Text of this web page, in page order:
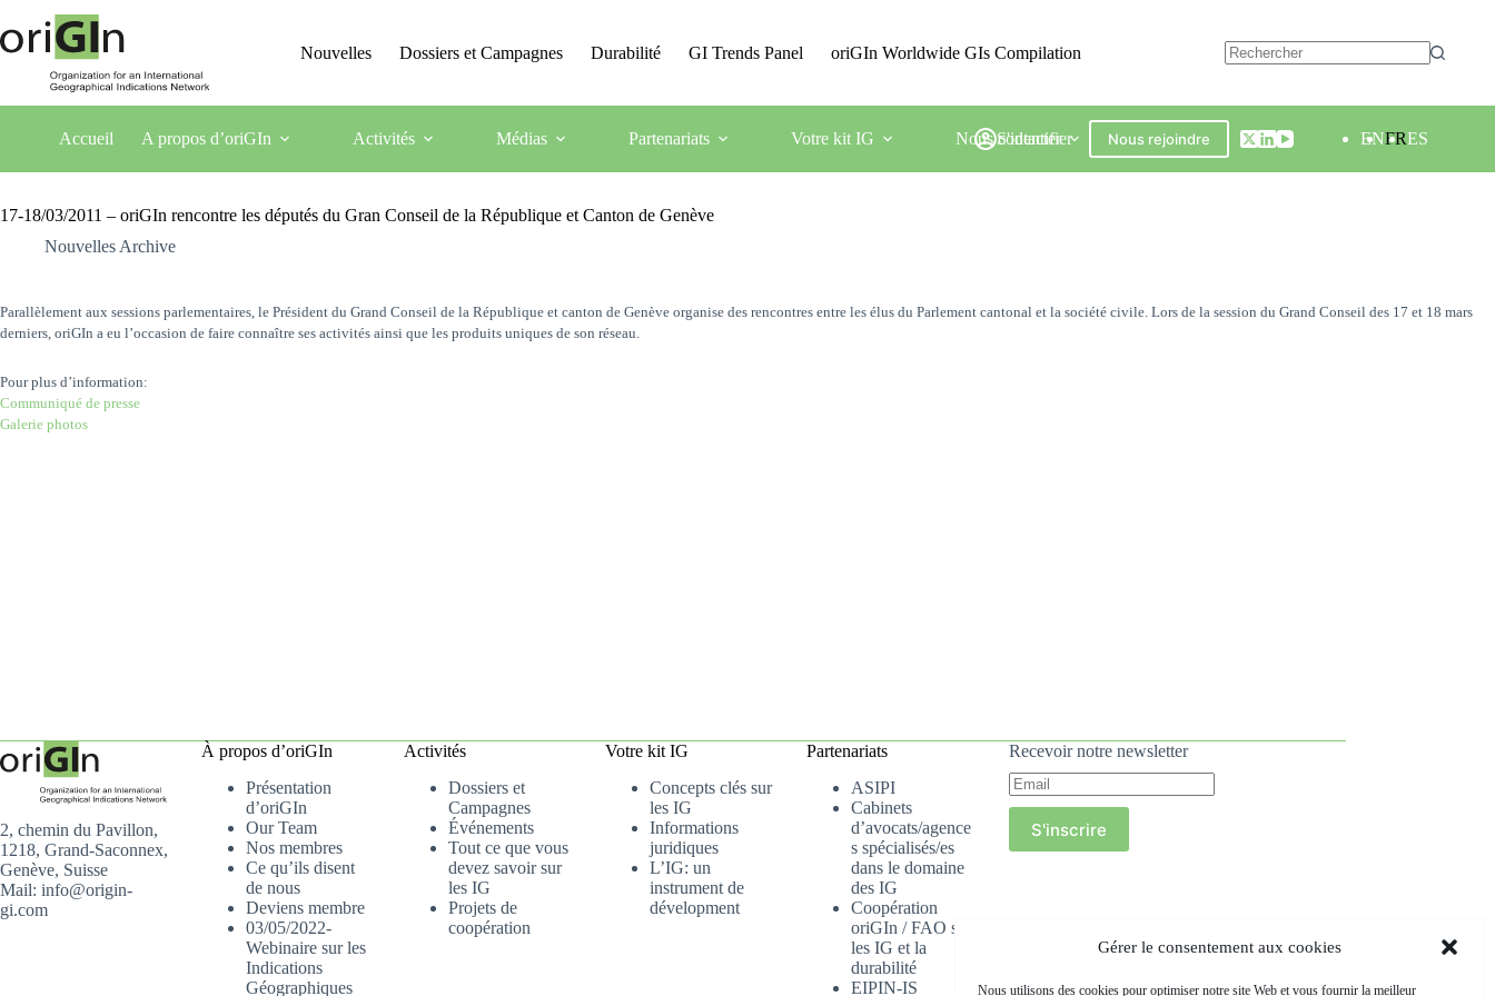
Gérer le consentement aux cookies
Nous utilisons des cookies pour optimiser notre site Web et vous fournir la meilleur
Nouvelles Dossiers et Campagnes Durabilité GI Trends Panel oriGIn Worldwide GIs Compilation
Accueil A propos d’oriGIn Activités Médias Partenariats Votre kit IG Nous contacter
S'identifier Nous rejoindre ENFRES
17-18/03/2011 – oriGIn rencontre les députés du Gran Conseil de la République et Canton de Genève
Nouvelles Archive
Parallèlement aux sessions parlementaires, le Président du Grand Conseil de la République et canton de Genève organise des rencontres entre les élus du Parlement cantonal et la société civile. Lors de la session du Grand Conseil des 17 et 18 mars
derniers, oriGIn a eu l’occasion de faire connaître ses activités ainsi que les produits uniques de son réseau.
Pour plus d’information:
Communiqué de presse
Galerie photos
2, chemin du Pavillon,
1218, Grand-Saconnex,
Genève, Suisse
Mail: info@origin-
gi.com
À propos d’oriGIn
Présentation
d’oriGIn
Our Team
Nos membres
Ce qu’ils disent
de nous
Deviens membre
03/05/2022-
Webinaire sur les
Indications
Géographiques
Activités
Dossiers et
Campagnes
Événements
Tout ce que vous
devez savoir sur
les IG
Projets de
coopération
Votre kit IG
Concepts clés sur
les IG
Informations
juridiques
L’IG: un
instrument de
dévelopment
Partenariats
ASIPI
Cabinets
d’avocats/agence
s spécialisés/es
dans le domaine
des IG
Coopération
oriGIn / FAO sur
les IG et la
durabilité
EIPIN-IS
Recevoir notre newsletter
S'inscrire